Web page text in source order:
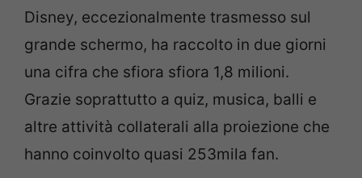
Disney, eccezionalmente trasmesso sul
grande schermo, ha raccolto in due giorni
una cifra che sfiora sfiora 1,8 milioni.
Grazie soprattutto a quiz, musica, balli e
altre attività collaterali alla proiezione che
hanno coinvolto quasi 253mila fan.